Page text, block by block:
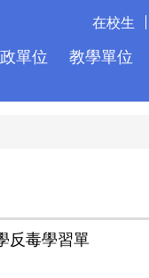
單位 教學單位
在校生
反毒學習單